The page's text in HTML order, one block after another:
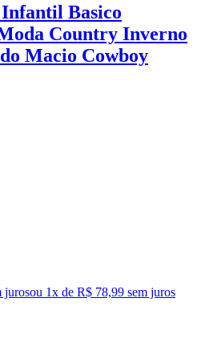
Basico
Country Inverno
Macio Cowboy
jurosou 1x de R$ 78,99 sem juros